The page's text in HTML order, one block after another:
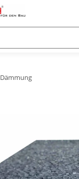
Dämmung